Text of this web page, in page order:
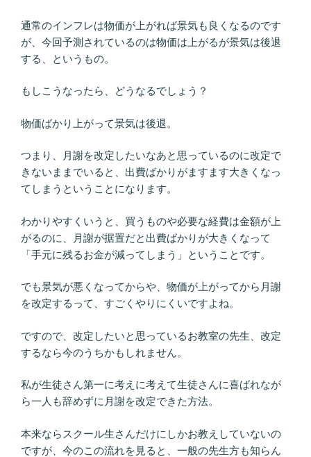
通常のインフレは物価が上がれば景気も良くなるのです
が、今回予測されているのは物価は上がるが景気は後退
する、というもの。
もしこうなったら、どうなるでしょう？
物価ばかり上がって景気は後退。
つまり、月謝を改定したいなあと思っているのに改定で
きないままでいると、出費ばかりがますます大きくなっ
てしまうということになります。
わかりやすくいうと、買うものや必要な経費は金額が上
がるのに、月謝が据置だと出費ばかりが大きくなって
「手元に残るお金が減ってしまう」ということです。
でも景気が悪くなってからや、物価が上がってから月謝
を改定するって、すごくやりにくいですよね。
ですので、改定したいと思っているお教室の先生、改定
するなら今のうちかもしれません。
私が生徒さん第一に考えに考えて生徒さんに喜ばれなが
ら一人も辞めずに月謝を改定できた方法。
本来ならスクール生さんだけにしかお教えしていないの
ですが、今のこの流れを見ると、一般の先生方も知らん